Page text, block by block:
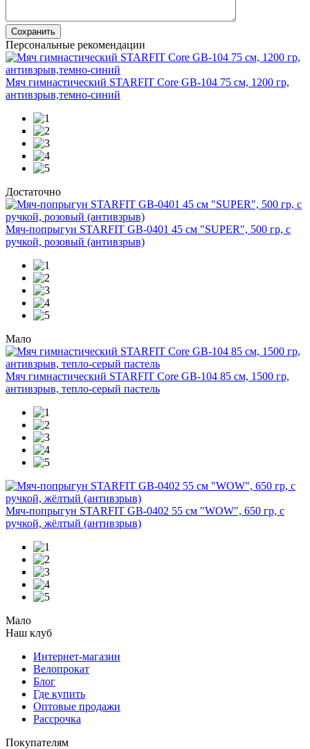
Сохранить
Персональные рекомендации
Мяч гимнастический STARFIT Core GB-104 75 см, 1200 гр,
антивзрыв,темно-синий
Достаточно
Мяч-попрыгун STARFIT GB-0401 45 см "SUPER", 500 гр, с
ручкой, розовый (антивзрыв)
Мало
Мяч гимнастический STARFIT Core GB-104 85 см, 1500 гр,
антивзрыв, тепло-серый пастель
Мяч-попрыгун STARFIT GB-0402 55 см "WOW", 650 гр, с
ручкой, жёлтый (антивзрыв)
Мало
Наш клуб
Интернет-магазин
Велопрокат
Блог
Где купить
Оптовые продажи
Рассрочка
Покупателям